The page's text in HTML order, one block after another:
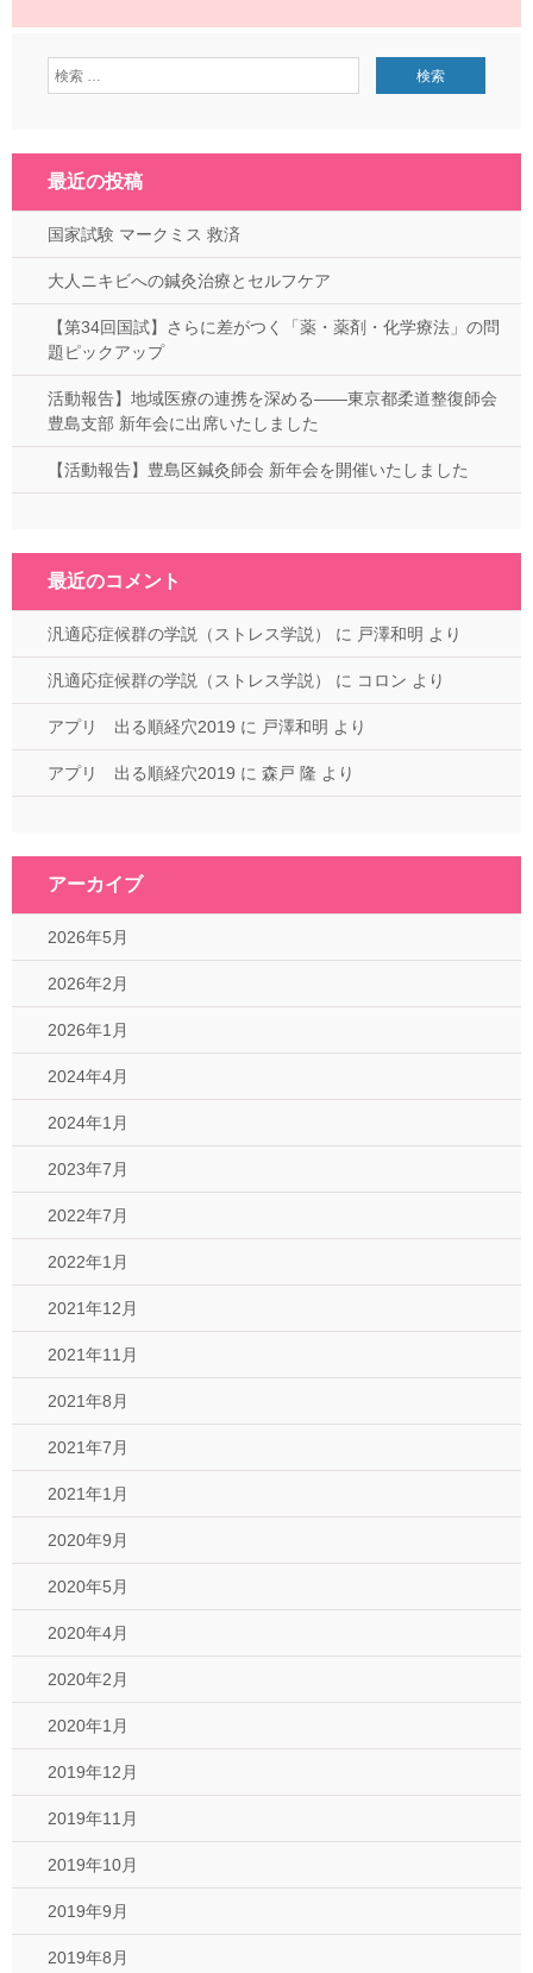
最近の投稿
国家試験 マークミス 救済
大人ニキビへの鍼灸治療とセルフケア
【第34回国試】さらに差がつく「薬・薬剤・化学療法」の問
題ピックアップ
活動報告】地域医療の連携を深める——東京都柔道整復師会
豊島支部 新年会に出席いたしました
【活動報告】豊島区鍼灸師会 新年会を開催いたしました
最近のコメント
汎適応症候群の学説（ストレス学説） に 戸澤和明 より
汎適応症候群の学説（ストレス学説） に コロン より
アプリ 出る順経穴2019 に 戸澤和明 より
アプリ 出る順経穴2019 に 森戸 隆 より
アーカイブ
2026年5月
2026年2月
2026年1月
2024年4月
2024年1月
2023年7月
2022年7月
2022年1月
2021年12月
2021年11月
2021年8月
2021年7月
2021年1月
2020年9月
2020年5月
2020年4月
2020年2月
2020年1月
2019年12月
2019年11月
2019年10月
2019年9月
2019年8月